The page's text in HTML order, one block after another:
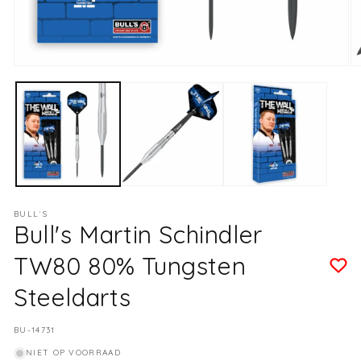
1
openen
modaal
BULL´S
Bull's Martin Schindler
TW80 80% Tungsten
Steeldarts
SKU:
BU-14731
NIET OP VOORRAAD